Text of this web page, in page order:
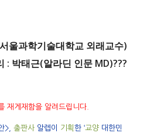
울과학기술대학교 외래교수)
: 박태근(알라딘 인문 MD)???
재게재함을 알려드립니다.
>, 출판사알렙이 기획한 ‘교양대한민